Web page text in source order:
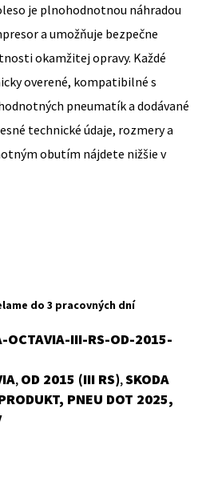
je plnohodnotnou náhradou
a umožňuje bezpečne
okamžitej opravy. Každé
overené, kompatibilné s
pneumatík a dodávané
technické údaje, rozmery a
obutím nájdete nižšie v
€.
do 3 pracovných dní
OCTAVIA-III-RS-OD-2015-
, OD 2015 (III RS),SKODA
PNEU DOT 2025,